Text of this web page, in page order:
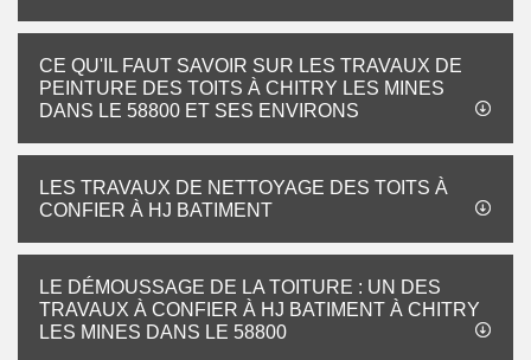
CE QU'IL FAUT SAVOIR SUR LES TRAVAUX DE
PEINTURE DES TOITS À CHITRY LES MINES
DANS LE 58800 ET SES ENVIRONS
LES TRAVAUX DE NETTOYAGE DES TOITS À
CONFIER À HJ BATIMENT
LE DÉMOUSSAGE DE LA TOITURE : UN DES
TRAVAUX À CONFIER À HJ BATIMENT À CHITRY
LES MINES DANS LE 58800